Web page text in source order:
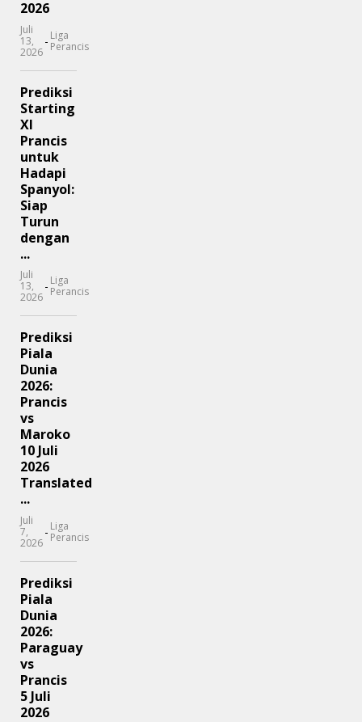
2026
Juli
13,
2026
- Liga
Perancis
Prediksi
Starting
XI
Prancis
untuk
Hadapi
Spanyol:
Siap
Turun
dengan
...
Juli
13,
2026
- Liga
Perancis
Prediksi
Piala
Dunia
2026:
Prancis
vs
Maroko
10 Juli
2026
Translated
...
Juli
7,
2026
- Liga
Perancis
Prediksi
Piala
Dunia
2026:
Paraguay
vs
Prancis
5 Juli
2026